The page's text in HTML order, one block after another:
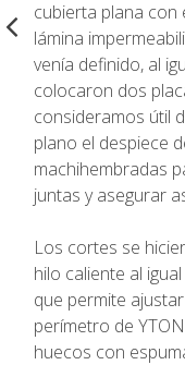
cubierta plana con
lámina
venía definido, al
colocaron dos
consideramos útil
plano el despiece
machihembradas
juntas y asegurar
Los cortes se
hilo caliente al
que permite
perímetro de
huecos con